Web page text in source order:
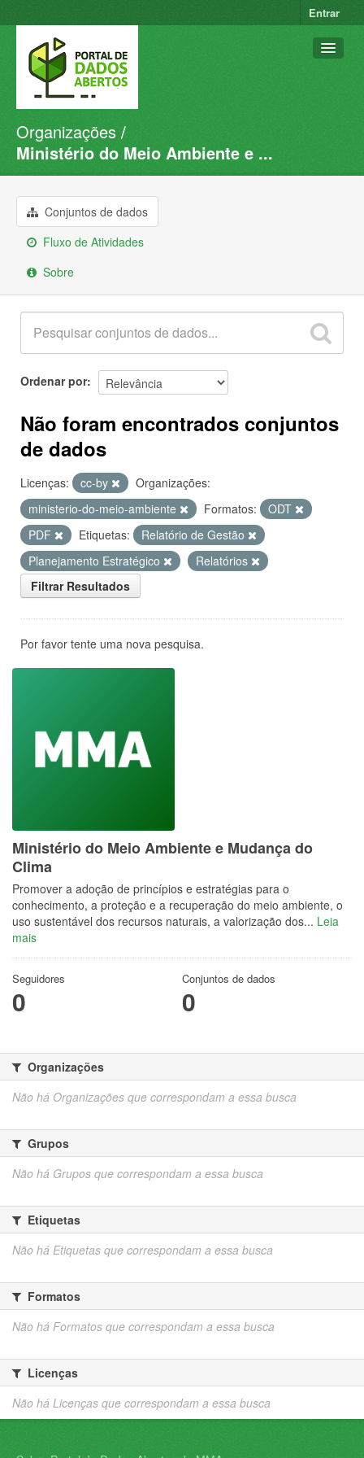
Entrar
Conjuntos de dados
Organizações
Sobre
Organizações
Ministério do Meio Ambiente e ...
Conjuntos de dados
Fluxo de Atividades
Sobre
Ordenar por
Não foram encontrados conjuntos
de dados
Licenças: cc-by
Organizações:
ministerio-do-meio-ambiente
Formatos:
ODT
PDF
Etiquetas:
Relatório de Gestão
Planejamento Estratégico
Relatórios
Filtrar Resultados
Por favor tente uma nova pesquisa.
Ministério do Meio Ambiente e Mudança do
Clima
Promover a adoção de princípios e estratégias para o
conhecimento, a proteção e a recuperação do meio ambiente, o
uso sustentável dos recursos naturais, a valorização dos... Leia
mais
Seguidores
0
Conjuntos de dados
0
Organizações
Não há Organizações que correspondam a essa busca
Grupos
Não há Grupos que correspondam a essa busca
Etiquetas
Não há Etiquetas que correspondam a essa busca
Formatos
Não há Formatos que correspondam a essa busca
Licenças
Não há Licenças que correspondam a essa busca